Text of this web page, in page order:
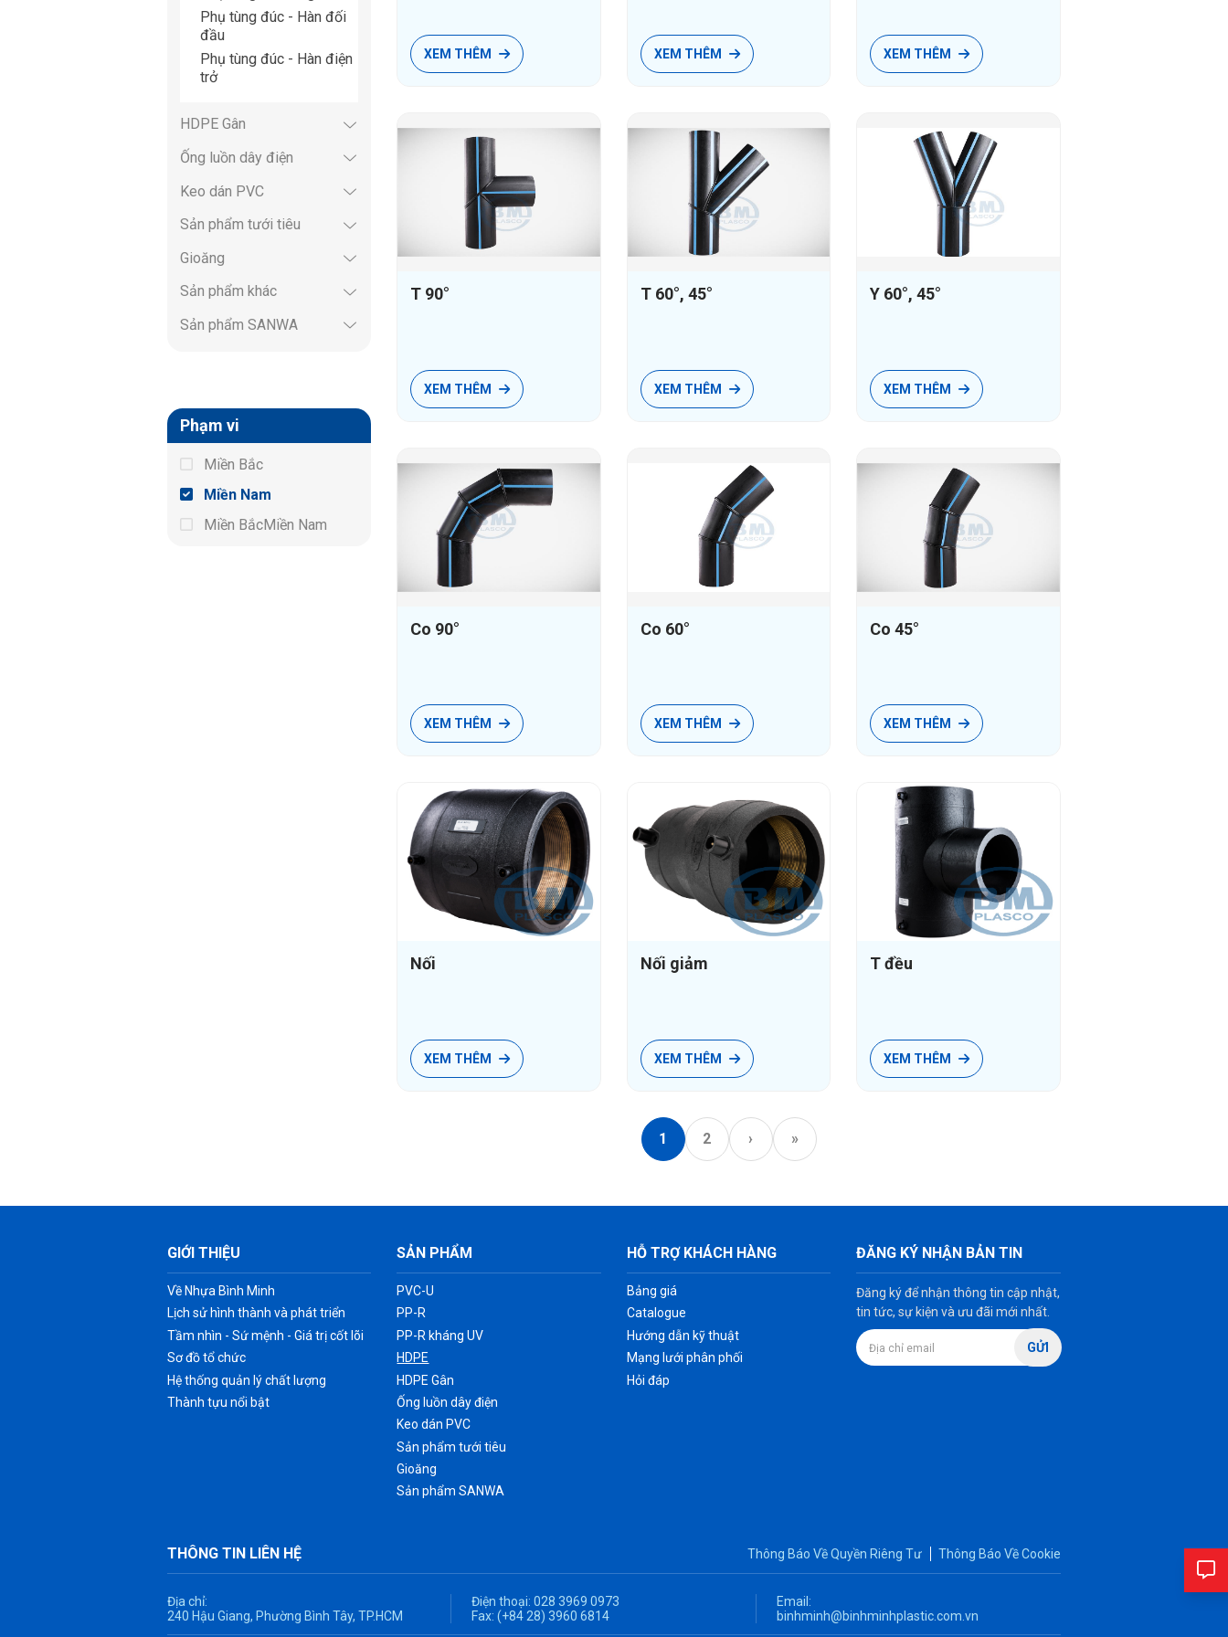
Phụ tùng HDPE Gân
Phụ tùng ống luồn dây điện PVC-U
Keo dán PVC
Keo dán PVC không mùi
Phụ tùng đúc - Hàn đối
đầu
Phụ tùng đúc - Hàn điện
trở
HDPE Gân
Ống luồn dây điện
Keo dán PVC
Sản phẩm tưới tiêu
Gioăng
Sản phẩm khác
Sản phẩm SANWA
Phạm vi
Miền Bắc
Miền Nam
Miền BắcMiền Nam
XEM THÊM XEM THÊM XEM THÊM
T 90°
XEM THÊM
T 60°, 45°
XEM THÊM
Y 60°, 45°
XEM THÊM
Co 90°
XEM THÊM
Co 60°
XEM THÊM
Co 45°
XEM THÊM
Nối
XEM THÊM
Nối giảm
XEM THÊM
T đều
XEM THÊM
1 2 › »
GIỚI THIỆU
Về Nhựa Bình Minh
Lịch sử hình thành và phát triển
Tầm nhìn - Sứ mệnh - Giá trị cốt lõi
Sơ đồ tổ chức
Hệ thống quản lý chất lượng
Thành tựu nổi bật
SẢN PHẨM
PVC-U
PP-R
PP-R kháng UV
HDPE
HDPE Gân
Ống luồn dây điện
Keo dán PVC
Sản phẩm tưới tiêu
Gioăng
Sản phẩm SANWA
HỖ TRỢ KHÁCH HÀNG
Bảng giá
Catalogue
Hướng dẫn kỹ thuật
Mạng lưới phân phối
Hỏi đáp
ĐĂNG KÝ NHẬN BẢN TIN
Đăng ký để nhận thông tin cập nhật,
tin tức, sự kiện và ưu đãi mới nhất.
GỬI
THÔNG TIN LIÊN HỆ Thông Báo Về Quyền Riêng Tư Thông Báo Về Cookie
Địa chỉ:
240 Hậu Giang, Phường Bình Tây, TP.HCM
Điện thoại: 028 3969 0973
Fax:(+84 28) 3960 6814
Email:
binhminh@binhminhplastic.com.vn